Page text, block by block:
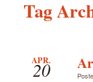
Tag
APR.
20